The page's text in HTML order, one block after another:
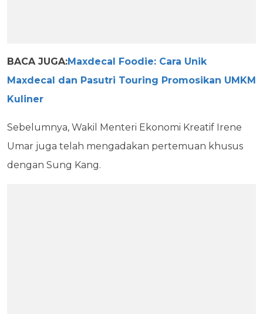
BACA JUGA:Maxdecal Foodie: Cara Unik
Maxdecal dan Pasutri Touring Promosikan UMKM
Kuliner
Sebelumnya, Wakil Menteri Ekonomi Kreatif Irene
Umar juga telah mengadakan pertemuan khusus
dengan Sung Kang.